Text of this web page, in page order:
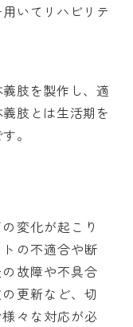
いてリハビリテ
肢を製作し、適
肢とは生活期を
。
変化が起こり
の不適合や断
故障や不具合
更新など、切
々な対応が必